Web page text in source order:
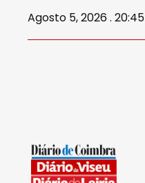
Agosto 5, 2026 . 20:45